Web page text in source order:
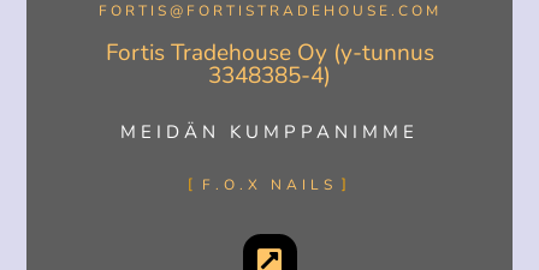
FORTIS@FORTISTRADEHOUSE.COM
Fortis Tradehouse Oy (y-tunnus
3348385-4)
MEIDÄN KUMPPANIMME
F.O.X NAILS